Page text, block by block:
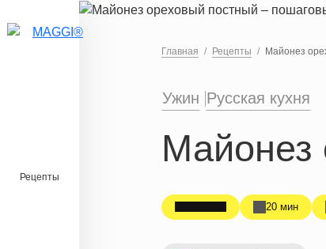
Перейти к основному содержанию
Рецепты
Главная Рецепты Майонез
Ужин Русская кухня
Майонез
20 мин